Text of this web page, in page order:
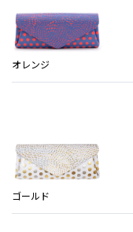
オレンジ
ゴールド